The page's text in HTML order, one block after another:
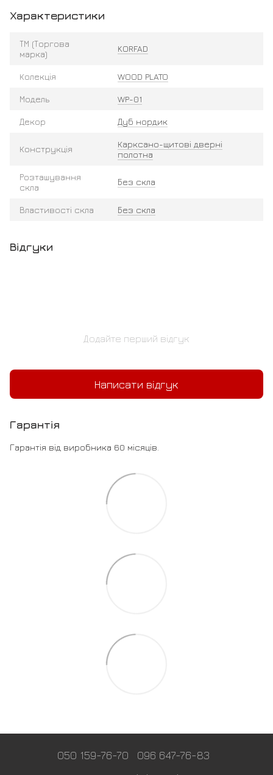
Характеристики
ТМ (Торгова
марка)
KORFAD
Колекція WOOD PLATO
Модель WP-01
Декор Дуб нордик
Конструкція
Карксано-щитові дверні
полотна
Розташування
скла
Без скла
Властивості скла Без скла
Відгуки
Додайте перший відгук
Написати відгук
Гарантія
Гарантія від виробника 60 місяців.
050 159-76-70 096 647-76-83